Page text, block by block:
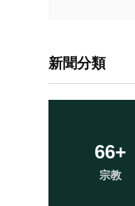
新聞分類
394+
社會